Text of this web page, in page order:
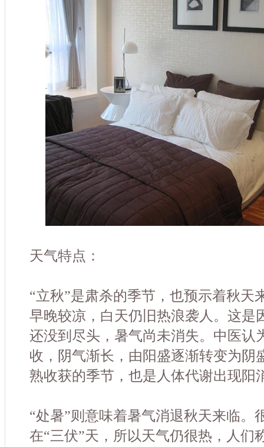
天气特点：
“立秋”是肃杀的季节，也预示着秋天
早晚较凉，白天仍旧热浪袭人。这是
还没到尽头，暑气尚未消失。中医认
收，阴气渐长，由阳盛逐渐转变为阴
熟收获的季节，也是人体代谢出现阳
“处暑”则意味着暑气消退秋天来临。
在“三伏”天，所以天气仍很热，人们